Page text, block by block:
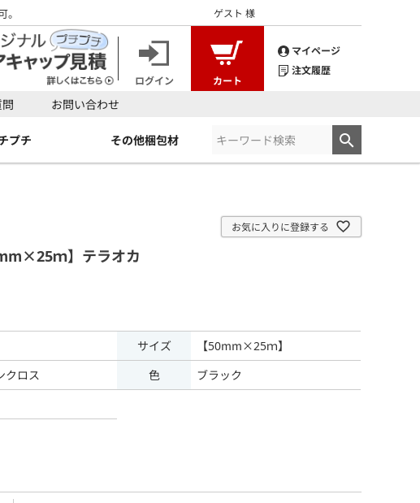
ゲスト 様
ログイン カート
マイページ
注文履歴
お問い合わせ
プチ その他梱包材
お気に入りに登録する
ｍ】テラオカ
サイズ
【50mm×25ｍ】
クロス 色
ブラック